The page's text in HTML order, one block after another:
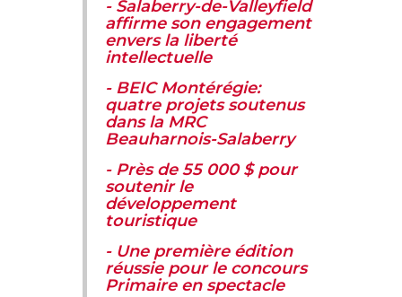
- Salaberry-de-Valleyfield
affirme son engagement
envers la liberté
intellectuelle
- BEIC Montérégie:
quatre projets soutenus
dans la MRC
Beauharnois-Salaberry
- Près de 55 000 $ pour
soutenir le
développement
touristique
- Une première édition
réussie pour le concours
Primaire en spectacle